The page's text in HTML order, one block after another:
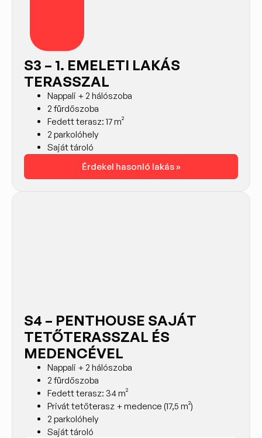
S3 – 1. EMELETI LAKÁS
TERASSZAL
Nappali + 2 hálószoba
2 fürdőszoba
Fedett terasz: 17 m²
2 parkolóhely
Saját tároló
Érdekel hasonló lakás »
S4 – PENTHOUSE SAJÁT
TETŐTERASSZAL ÉS
MEDENCÉVEL
Nappali + 2 hálószoba
2 fürdőszoba
Fedett terasz: 34 m²
Privát tetőterasz + medence (17,5 m²)
2 parkolóhely
Saját tároló